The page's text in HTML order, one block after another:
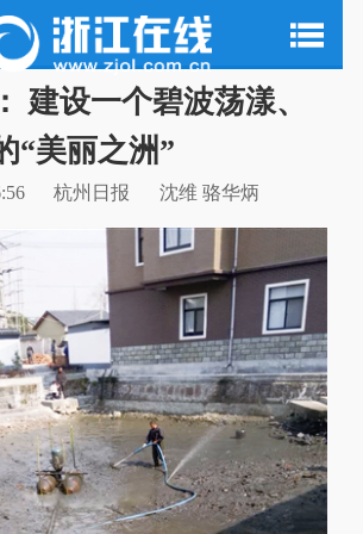
建设一个碧波荡漾、
“美丽之洲”
杭州日报 沈维 骆华炳